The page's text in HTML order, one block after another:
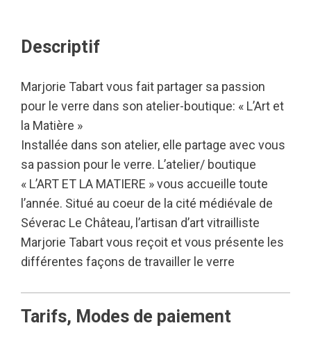
Descriptif
Marjorie Tabart vous fait partager sa passion
pour le verre dans son atelier-boutique: « L’Art et
la Matière »
Installée dans son atelier, elle partage avec vous
sa passion pour le verre. L’atelier/ boutique
« L’ART ET LA MATIERE » vous accueille toute
l’année. Situé au coeur de la cité médiévale de
Séverac Le Château, l’artisan d’art vitrailliste
Marjorie Tabart vous reçoit et vous présente les
différentes façons de travailler le verre
Tarifs, Modes de paiement